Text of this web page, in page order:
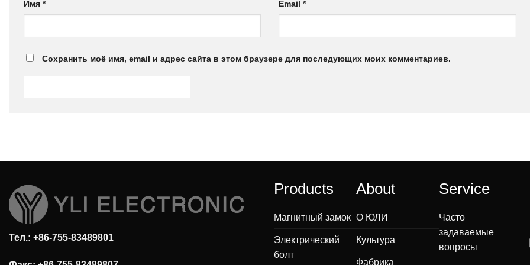
Имя * Email*
Сохранить моё имя, email и адрес сайта в этом браузере для последующих моих комментариев.
Тел.: +86-755-83489801
Products
Магнитный замок
Электрический
болт
About
О ЮЛИ
Культура
Фабрика
Service
Часто
задаваемые
вопросы